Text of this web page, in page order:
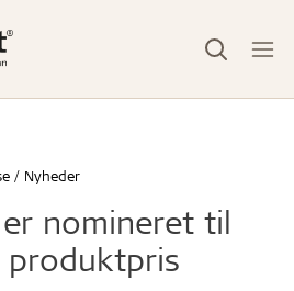
Nyheder
nomineret til
produktpris